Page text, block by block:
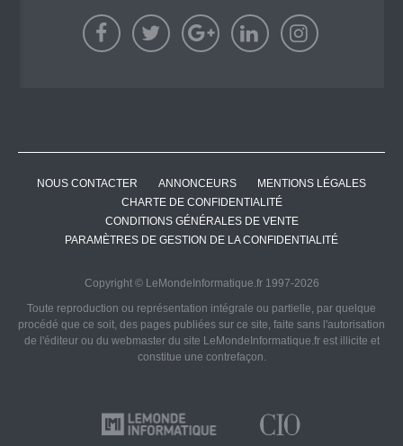
NOUS CONTACTER ANNONCEURS
MENTIONS LÉGALES
CHARTE DE CONFIDENTIALITÉ
CONDITIONS GÉNÉRALES DE VENTE
PARAMÈTRES DE GESTION DE LA CONFIDENTIALITÉ
Copyright © LeMondeInformatique.fr 1997-2026
Toute reproduction ou représentation intégrale ou partielle, par quelque
procédé que ce soit, des pages publiées sur ce site, faite sans l'autorisation
de l'éditeur ou du webmaster du site LeMondeInformatique.fr est illicite et
constitue une contrefaçon.